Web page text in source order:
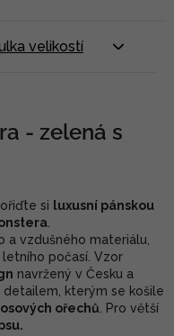
velikostí
- zelená s
si luxusní pánskou
a vzdušného materiálu,
počasí. Vzor
navržený v Česku a
kterým se košile
ořechů . Pro větší